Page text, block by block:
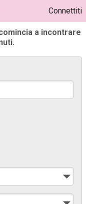
Connettiti
a incontrare